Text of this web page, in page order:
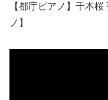
【都庁ピアノ】千本
ノ】